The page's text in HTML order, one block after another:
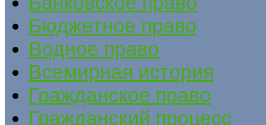
Бюджетное право
Водное право
Всемирная история
Гражданское право
Гражданский процесс